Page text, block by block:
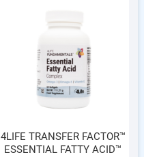
4LIFE TRANSFER FACTOR™
ESSENTIAL FATTY ACID™